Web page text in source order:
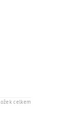
celkem